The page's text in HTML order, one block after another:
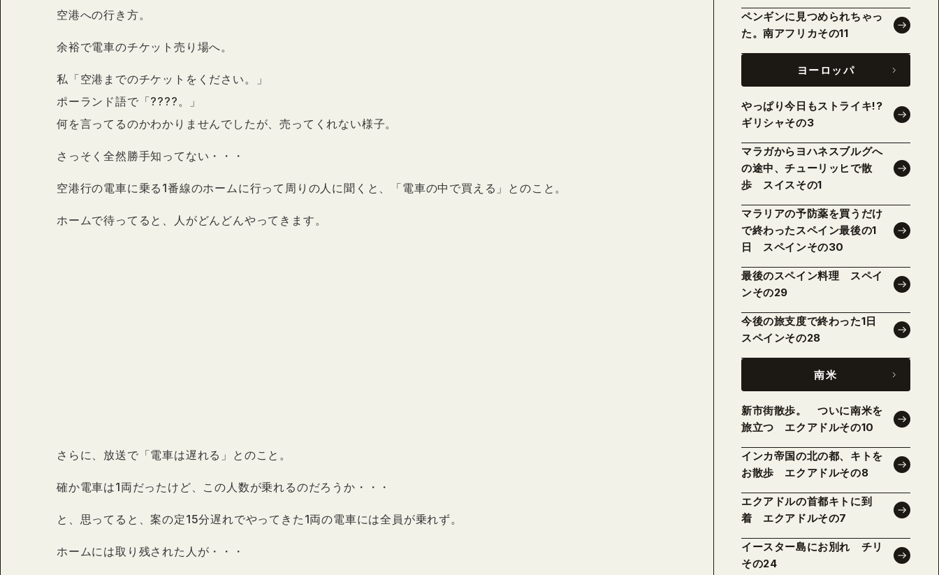
空港への行き方。
余裕で電車のチケット売り場へ。
私「空港までのチケットをください。」
ポーランド語で「????。」
何を言ってるのかわかりませんでしたが、売ってくれない様子。
さっそく全然勝手知ってない・・・
空港行の電車に乗る1番線のホームに行って周りの人に聞くと、「電車の中で買える」とのこと。
ホームで待ってると、人がどんどんやってきます。
さらに、放送で「電車は遅れる」とのこと。
確か電車は1両だったけど、この人数が乗れるのだろうか・・・
と、思ってると、案の定15分遅れでやってきた1両の電車には全員が乗れず。
ホームには取り残された人が・・・
ペンギンに見つめられちゃっ
た。南アフリカその11
ヨーロッパ
やっぱり今日もストライキ!?
ギリシャその3
マラガからヨハネスブルグへ
の途中、チューリッヒで散
歩 スイスその1
マラリアの予防薬を買うだけ
で終わったスペイン最後の1
日 スペインその30
最後のスペイン料理 スペイ
ンその29
今後の旅支度で終わった1日
スペインその28
南米
新市街散歩。 ついに南米を
旅立つ エクアドルその10
インカ帝国の北の都、キトを
お散歩 エクアドルその8
エクアドルの首都キトに到
着 エクアドルその7
イースター島にお別れ チリ
その24